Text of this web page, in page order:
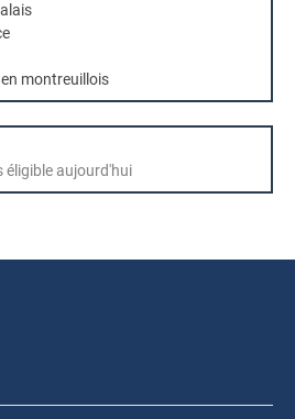
montreuillois
éligible aujourd'hui